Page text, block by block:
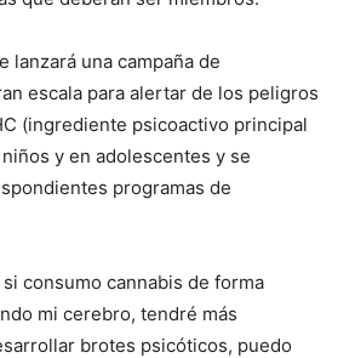
lanzará una campaña de
escala para alertar de los peligros
(ingrediente psicoactivo principal
y en adolescentes y se
programas de
consumo cannabis de forma
mi cerebro, tendré más
brotes psicóticos, puedo